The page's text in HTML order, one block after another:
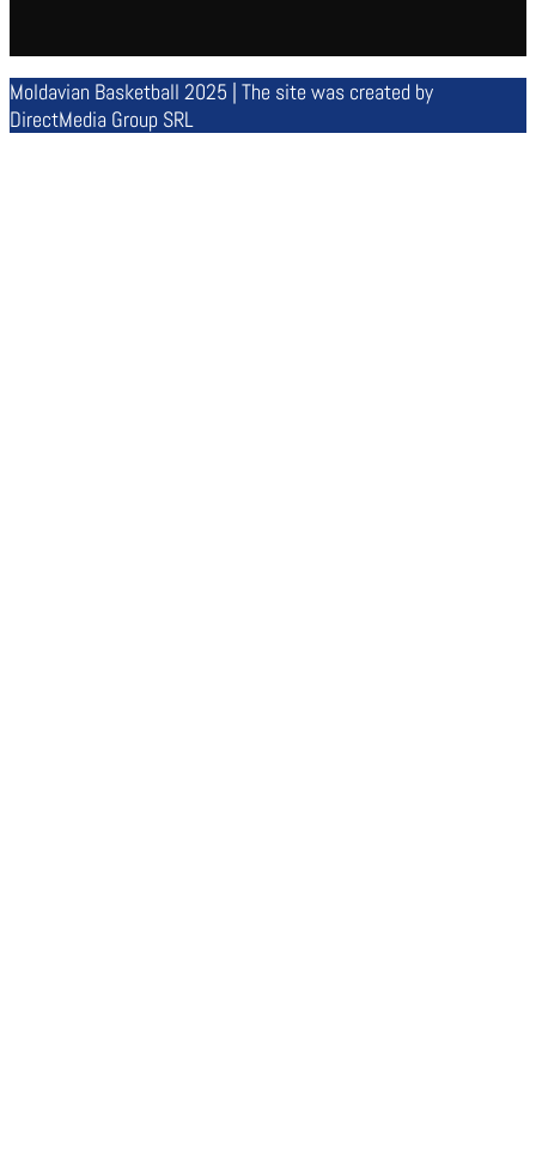
Moldavian Basketball 2025 | The site was created by
DirectMedia Group SRL